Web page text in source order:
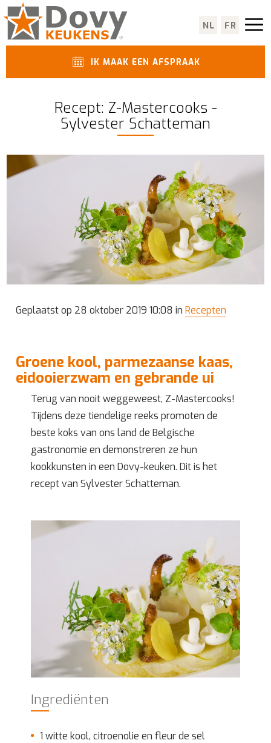
NL FR
IK MAAK EEN AFSPRAAK
Recept: Z-Mastercooks -
Sylvester Schatteman
Geplaatst op 28 oktober 2019 10:08 inRecepten
Groene kool, parmezaanse kaas,
eidooierzwam en gebrande ui
Terug van nooit weggeweest, Z-Mastercooks!
Tijdens deze tiendelige reeks promoten de
beste koks van ons land de Belgische
gastronomie en demonstreren ze hun
kookkunsten in een Dovy-keuken. Dit is het
recept van Sylvester Schatteman.
Ingrediënten
1 witte kool, citroenolie en fleur de sel